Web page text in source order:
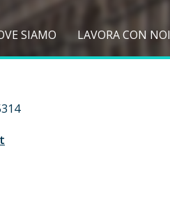
SIAMO LAVORA CON NOI